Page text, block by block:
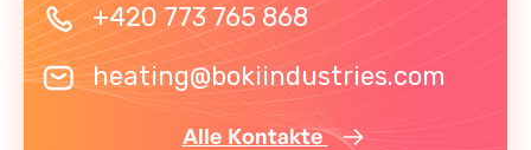
+420 773 765 868
heating@bokiindustries.com
Alle Kontakte